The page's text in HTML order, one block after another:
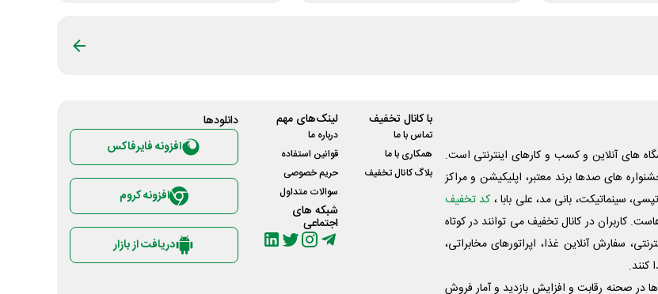
های آنلاین و کسب و‌ کارهای اینترنتی است.
های صدها برند معتبر، اپلیکیشن و مراکز
سینماتیکت، بانی مد، علی‌ بابا ، کد تخفیف
کاربران در کانال تخفیف می توانند در کوتاه
سفارش آنلاین غذا، اپراتورهای مخابراتی،
کنند.
در صحنه رقابت و افزایش بازدید و آمار فروش
با کانال تخفیف
تماس با ما
همکاری با ما
بلاگ کانال تخفیف
لینک‌های مهم
درباره ما
قوانین استفاده
حریم خصوصی
سوالات متداول
شبکه های
اجتماعی
دانلود‌ها
افزونه فایرفاکس
افزونه کروم
دریافت از بازار